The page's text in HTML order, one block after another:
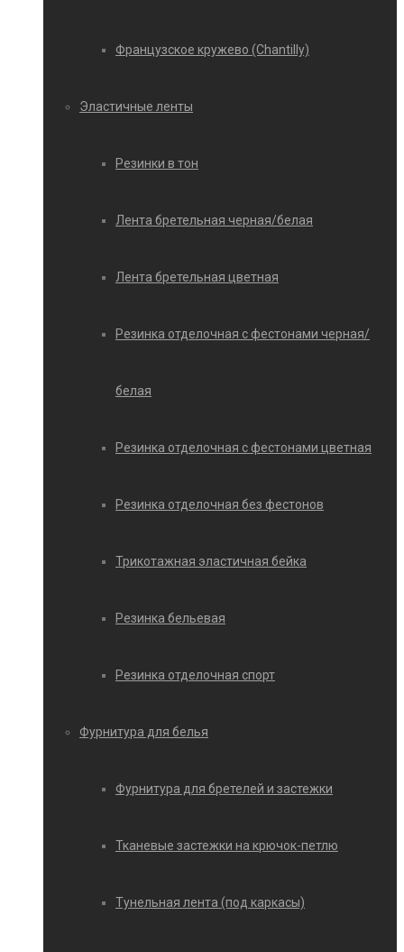
Французское кружево (Chantilly)
Эластичные ленты
Резинки в тон
Лента бретельная черная/белая
Лента бретельная цветная
Резинка отделочная с фестонами черная/
белая
Резинка отделочная с фестонами цветная
Резинка отделочная без фестонов
Трикотажная эластичная бейка
Резинка бельевая
Резинка отделочная спорт
Фурнитура для белья
Фурнитура для бретелей и застежки
Тканевые застежки на крючок-петлю
Тунельная лента (под каркасы)